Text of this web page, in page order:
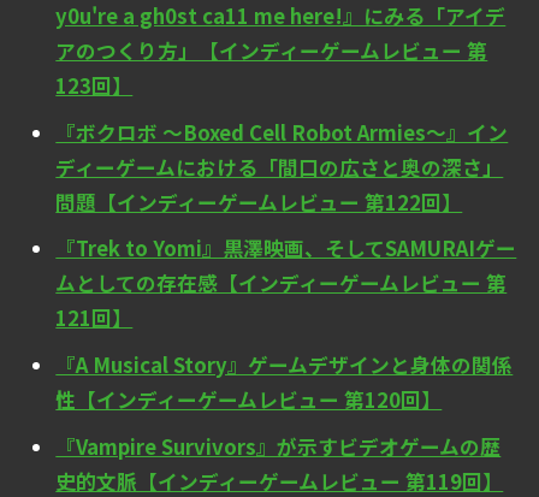
y0u're a gh0st ca11 me here!』にみる「アイデ
アのつくり方」【インディーゲームレビュー 第
123回】
『ボクロボ ～Boxed Cell Robot Armies～』イン
ディーゲームにおける「間口の広さと奥の深さ」
問題【インディーゲームレビュー 第122回】
『Trek to Yomi』黒澤映画、そしてSAMURAIゲー
ムとしての存在感【インディーゲームレビュー 第
121回】
『A Musical Story』ゲームデザインと身体の関係
性【インディーゲームレビュー 第120回】
『Vampire Survivors』が示すビデオゲームの歴
史的文脈【インディーゲームレビュー 第119回】